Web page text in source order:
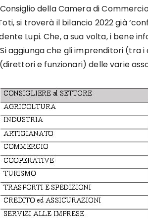
della Camera di
si troverà il bilancio 2022 già
Lupi. Che, a sua volta, i bene
aggiunga che gli imprenditori (tra
e funzionari) delle varie